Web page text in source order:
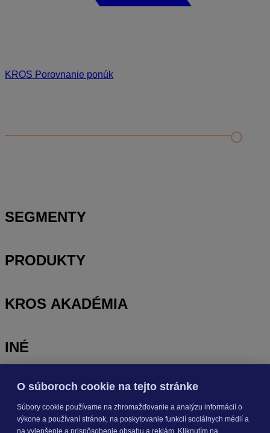
KROS Porovnanie ponúk
Nastavenie šanónov
SEGMENTY
PRODUKTY
KROS AKADÉMIA
INÉ
OdoberajteNOVINKY
Prihlásiť sa
O súboroch cookie na tejto stránke
Súbory cookie používame na zhromažďovanie a analýzu informácií o
výkone a používaní stránok, na poskytovanie funkcií sociálnych médií a
na vylepšenie a prispôsobenie obsahu a reklám. Kliknutím na